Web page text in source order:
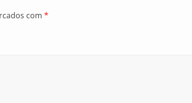
com *